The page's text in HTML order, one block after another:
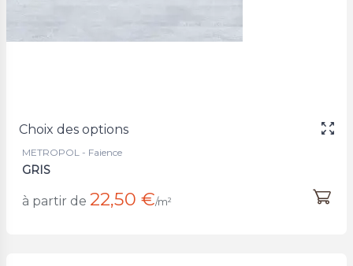
Choix des options
METROPOL - Faience
GRIS
à partir de 22,50 €/m²